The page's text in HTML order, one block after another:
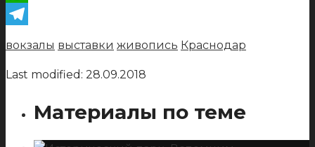
WhatsApp
вокзалы выставки живопись Краснодар
Last modified: 28.09.2018
Материалы по теме